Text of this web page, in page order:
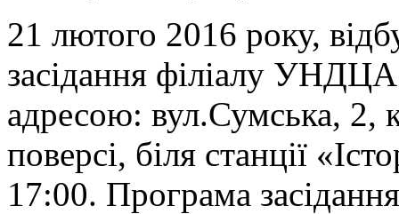
21 лютого 2016 року,
засідання філіалу
адресою: вул.Сумська, 2,
поверсі, біля станції
17:00. Програма